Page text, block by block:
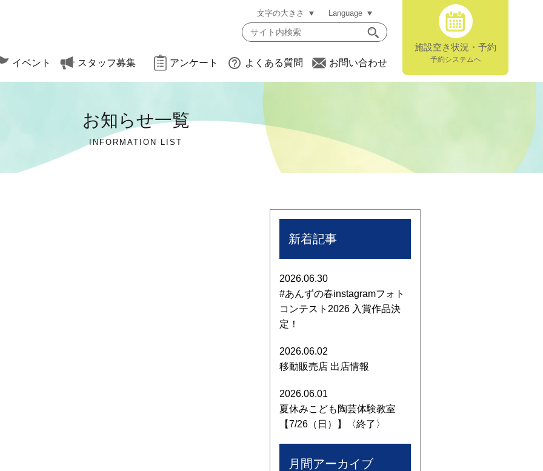
文字の大きさ Language
イベント スタッフ募集 アンケート よくある質問 お問い合わせ
施設空き状況・予約
予約システムへ
お知らせ一覧
INFORMATION LIST
新着記事
2026.06.30
#あんずの春instagramフォト
コンテスト2026 入賞作品決
定！
2026.06.02
移動販売店 出店情報
2026.06.01
夏休みこども陶芸体験教室
【7/26（日）】〈終了〉
月間アーカイブ